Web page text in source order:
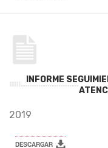
INFORME
2019